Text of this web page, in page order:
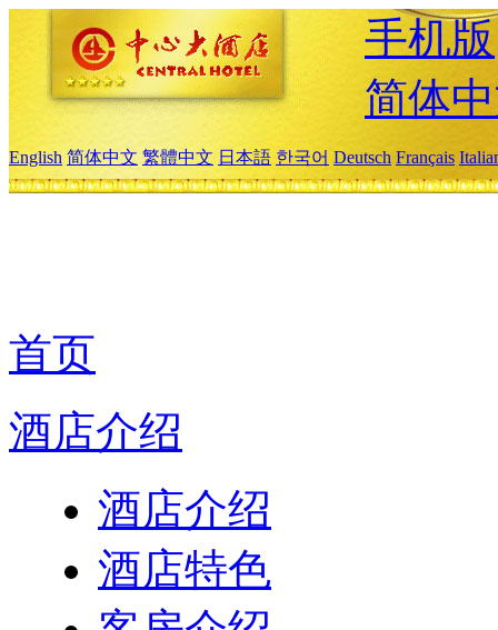
手机版
简体
English 简体中文 繁體中文 日本語 한국어 Deutsch Français
首页
酒店介绍
酒店介绍
酒店特色